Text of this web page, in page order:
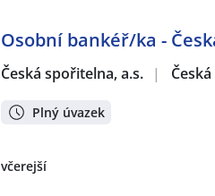
Osobní bankéř/ka -
Česká spořitelna, a.s. |
Plný úvazek
včerejší